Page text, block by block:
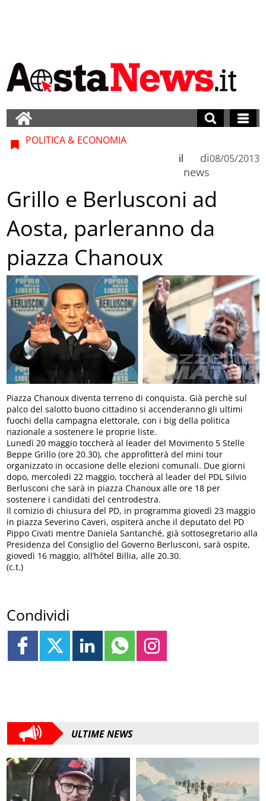
POLITICA & ECONOMIA
di
news
il 08/05/2013
Grillo e Berlusconi ad
Aosta, parleranno da
piazza Chanoux
Piazza Chanoux diventa terreno di conquista. Già perchè sul
palco del salotto buono cittadino si accenderanno gli ultimi
fuochi della campagna elettorale, con i big della politica
nazionale a sostenere le proprie liste.
Lunedì 20 maggio toccherà al leader del Movimento 5 Stelle
Beppe Grillo (ore 20.30), che approfitterà del mini tour
organizzato in occasione delle elezioni comunali. Due giorni
dopo, mercoledì 22 maggio, toccherà al leader del PDL Silvio
Berlusconi che sarà in piazza Chanoux alle ore 18 per
sostenere i candidati del centrodestra.
Il comizio di chiusura del PD, in programma giovedì 23 maggio
in piazza Severino Caveri, ospiterà anche il deputato del PD
Pippo Civati mentre Daniela Santanché, già sottosegretario alla
Presidenza del Consiglio del Governo Berlusconi, sarà ospite,
giovedì 16 maggio, all’hôtel Billia, alle 20.30.
(c.t.)
Condividi
ULTIME NEWS